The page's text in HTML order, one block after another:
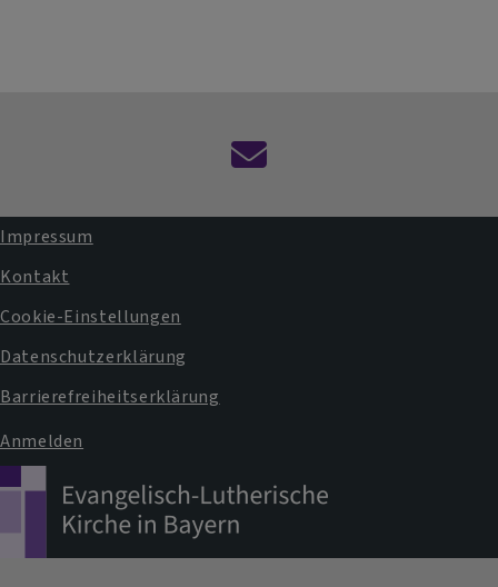
Kontaktformular
Fußbereichsmenü
Impressum
Kontakt
Cookie-Einstellungen
Datenschutzerklärung
Barrierefreiheitserklärung
Benutzermenü
Anmelden